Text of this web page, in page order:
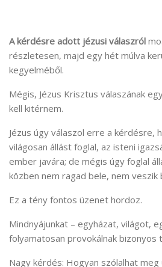
A kérdésre adott jézusi válaszról
részletesen, majd egy hét múlva
kegyelméből.
Mégis, Jézus Krisztus válaszának
kell kitérnem.
Jézus úgy válaszol erre a kérdésre,
világosan állást foglal, az isteni
ember javára; de mégis úgy foglal
közben nem ragad bele, nem veszik
Ez a tény fontos üzenet hordoz.
Mindnyájunkat – egyházat, világot,
folyamatosan provokálnak bizonyos
Nagy kérdés: Hogyan szólalhat meg